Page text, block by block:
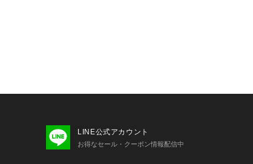
トパンツでも綺麗目に。Tシ
着こなせます。
LINE公式アカウント
お得なセール・クーポン情報配信中